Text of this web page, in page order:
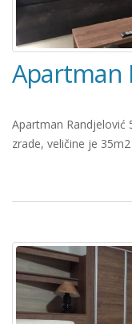
Apartman
Apartman Randjelović
zrade, veličine je